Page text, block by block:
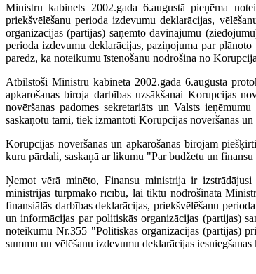
Ministru kabinets 2002.gada 6.augustā pieņēma
priekšvēlēšanu perioda izdevumu deklarācijas,
organizācijas (partijas) saņemto dāvinājumu
perioda izdevumu deklarācijas, paziņojuma par
paredz, ka noteikumu īstenošanu nodrošina no
Atbilstoši Ministru kabineta 2002.gada 6.augusta
apkarošanas biroja darbības uzsākšanai Korupcijas
novēršanas padomes sekretariāts un Valsts
saskaņotu tāmi, tiek izmantoti Korupcijas novēršanas
Korupcijas novēršanas un apkarošanas birojam
kuru pārdali, saskaņā ar likumu "Par budžetu un
Ņemot vērā minēto, Finansu ministrija ir
ministrijas turpmāko rīcību, lai tiktu nodrošināta
finansiālās darbības deklarācijas, priekšvēlēšanu
un informācijas par politiskās organizācijas (partijas)
noteikumu Nr.355 "Politiskās organizācijas (partijas)
summu un vēlēšanu izdevumu deklarācijas